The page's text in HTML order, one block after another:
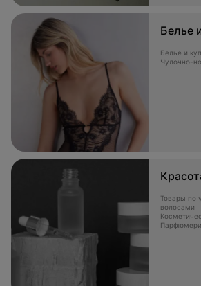
Белье
Белье и
Чулочно-
Товары по
волосами